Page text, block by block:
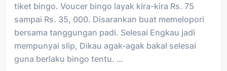
tiket bingo. Voucer bingo layak kira-kira Rs. 75
sampai Rs. 35, 000. Disarankan buat memelopori
bersama tanggungan padi. Selesai Engkau jadi
mempunyai slip, Dikau agak-agak bakal selesai
guna berlaku bingo tentu. …